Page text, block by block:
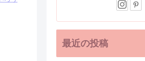
最近の投稿